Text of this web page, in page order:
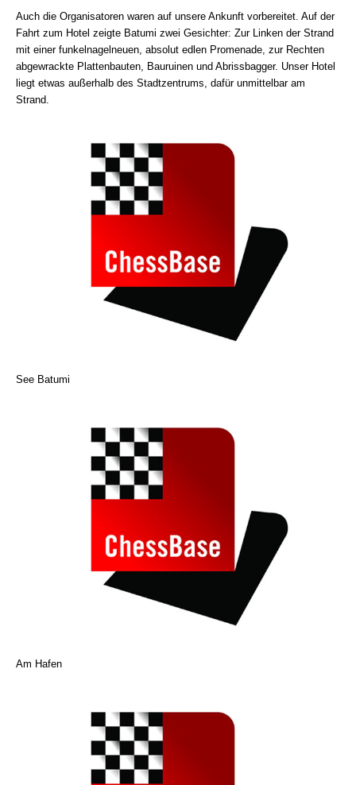
Auch die Organisatoren waren auf unsere Ankunft vorbereitet. Auf der
Fahrt zum Hotel zeigte Batumi zwei Gesichter: Zur Linken der Strand
mit einer funkelnagelneuen, absolut edlen Promenade, zur Rechten
abgewrackte Plattenbauten, Bauruinen und Abrissbagger. Unser Hotel
liegt etwas außerhalb des Stadtzentrums, dafür unmittelbar am
Strand.
See Batumi
Am Hafen